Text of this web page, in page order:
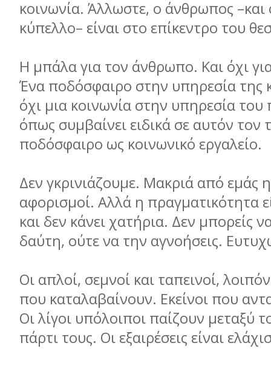
κοινωνία. Άλλωστε, ο άνθρωπος –και
κύπελλο– είναι στο επίκεντρο του
Η μπάλα για τον άνθρωπο. Και όχι
Ένα ποδόσφαιρο στην υπηρεσία της
όχι μια κοινωνία στην υπηρεσία
όπως συμβαίνει ειδικά σε αυτόν τον
ποδόσφαιρο ως κοινωνικό εργαλείο.
Δεν γκρινιάζουμε. Μακριά από εμάς η
αφορισμοί. Αλλά η πραγματικότητα
και δεν κάνει χατήρια. Δεν μπορείς
δαύτη, ούτε να την αγνοήσεις.
Οι απλοί, σεμνοί και ταπεινοί,
που καταλαβαίνουν. Εκείνοι που
Οι λίγοι υπόλοιποι παίζουν μεταξύ
πάρτι τους. Οι εξαιρέσεις είναι